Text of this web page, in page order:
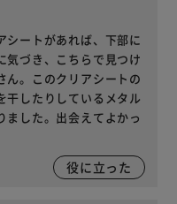
シートがあれば、下部に
気づき、こちらで見つけ
ん。このクリアシートの
干したりしているメタル
ました。出会えてよかっ
役に立った